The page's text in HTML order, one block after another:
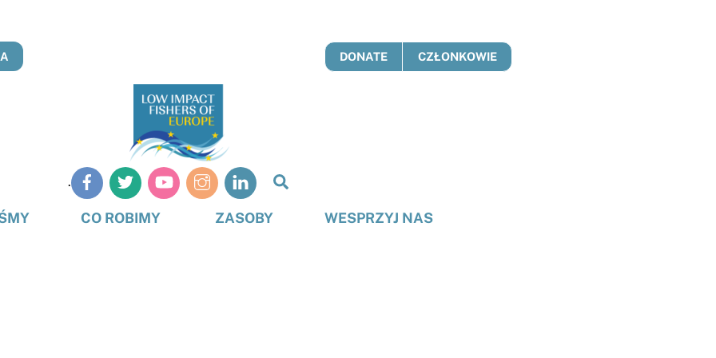
DONATE CZŁONKOWIE
.
stronie
CO ROBIMY ZASOBY WESPRZYJ NAS